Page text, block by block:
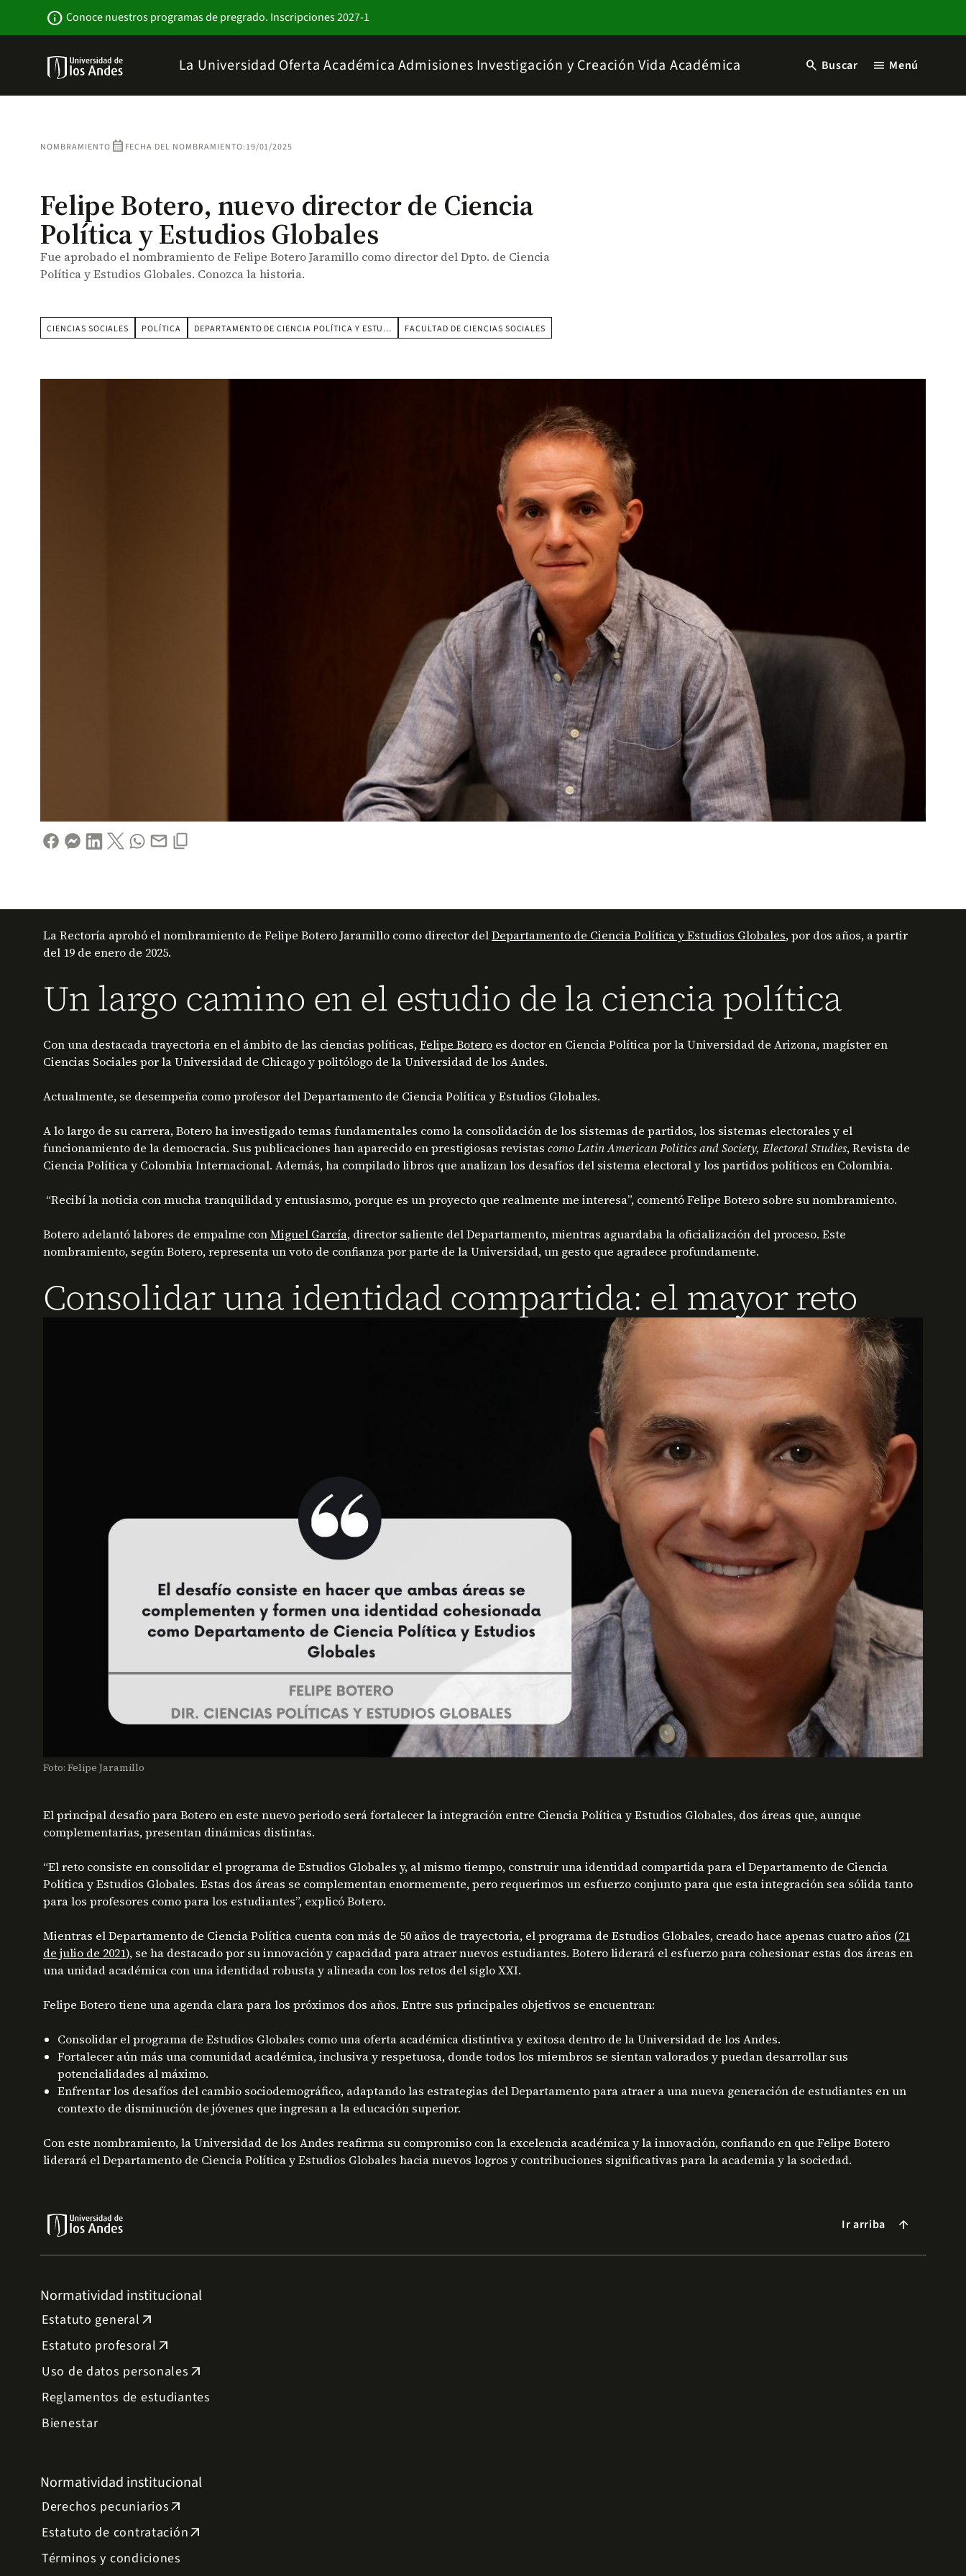
info Conoce nuestros programas de pregrado. Inscripciones 2027-1
La Universidad Oferta Académica Admisiones Investigación y Creación Vida Académica search Buscar menu Menú
NOMBRAMIENTO calendar_month FECHA DEL NOMBRAMIENTO:19/01/2025
Felipe Botero, nuevo director de Ciencia
Política y Estudios Globales
Fue aprobado el nombramiento de Felipe Botero Jaramillo como director del Dpto. de Ciencia
Política y Estudios Globales. Conozca la historia.
CIENCIAS SOCIALES POLÍTICA DEPARTAMENTO DE CIENCIA POLÍTICA Y ESTU… FACULTAD DE CIENCIAS SOCIALES
La Rectoría aprobó el nombramiento de Felipe Botero Jaramillo como director delDepartamento de Ciencia Política y Estudios Globales, por dos años, a partir
del 19 de enero de 2025.
Un largo camino en el estudio de la ciencia política
Con una destacada trayectoria en el ámbito de las ciencias políticas,Felipe Botero es doctor en Ciencia Política por la Universidad de Arizona, magíster en
Ciencias Sociales por la Universidad de Chicago y politólogo de la Universidad de los Andes.
Actualmente, se desempeña como profesor del Departamento de Ciencia Política y Estudios Globales.
A lo largo de su carrera, Botero ha investigado temas fundamentales como la consolidación de los sistemas de partidos, los sistemas electorales y el
funcionamiento de la democracia. Sus publicaciones han aparecido en prestigiosas revistas como Latin American Politics and Society, Electoral Studies, Revista de
Ciencia Política y Colombia Internacional. Además, ha compilado libros que analizan los desafíos del sistema electoral y los partidos políticos en Colombia.
“Recibí la noticia con mucha tranquilidad y entusiasmo, porque es un proyecto que realmente me interesa”, comentó Felipe Botero sobre su nombramiento.
Botero adelantó labores de empalme conMiguel García, director saliente del Departamento, mientras aguardaba la oficialización del proceso. Este
nombramiento, según Botero, representa un voto de confianza por parte de la Universidad, un gesto que agradece profundamente.
Consolidar una identidad compartida: el mayor reto
Foto: Felipe Jaramillo
El principal desafío para Botero en este nuevo periodo será fortalecer la integración entre Ciencia Política y Estudios Globales, dos áreas que, aunque
complementarias, presentan dinámicas distintas.
“El reto consiste en consolidar el programa de Estudios Globales y, al mismo tiempo, construir una identidad compartida para el Departamento de Ciencia
Política y Estudios Globales. Estas dos áreas se complementan enormemente, pero requerimos un esfuerzo conjunto para que esta integración sea sólida tanto
para los profesores como para los estudiantes”, explicó Botero.
Mientras el Departamento de Ciencia Política cuenta con más de 50 años de trayectoria, el programa de Estudios Globales, creado hace apenas cuatro años (21
de julio de 2021), se ha destacado por su innovación y capacidad para atraer nuevos estudiantes. Botero liderará el esfuerzo para cohesionar estas dos áreas en
una unidad académica con una identidad robusta y alineada con los retos del siglo XXI.
Felipe Botero tiene una agenda clara para los próximos dos años. Entre sus principales objetivos se encuentran:
Consolidar el programa de Estudios Globales como una oferta académica distintiva y exitosa dentro de la Universidad de los Andes.
Fortalecer aún más una comunidad académica, inclusiva y respetuosa, donde todos los miembros se sientan valorados y puedan desarrollar sus
potencialidades al máximo.
Enfrentar los desafíos del cambio sociodemográfico, adaptando las estrategias del Departamento para atraer a una nueva generación de estudiantes en un
contexto de disminución de jóvenes que ingresan a la educación superior.
Con este nombramiento, la Universidad de los Andes reafirma su compromiso con la excelencia académica y la innovación, confiando en que Felipe Botero
liderará el Departamento de Ciencia Política y Estudios Globales hacia nuevos logros y contribuciones significativas para la academia y la sociedad.
Ir arriba arrow_forward
Normatividad institucional
Estatuto general arrow_outward
Estatuto profesoral arrow_outward
Uso de datos personales arrow_outward
Reglamentos de estudiantes
Bienestar
Normatividad institucional
Derechos pecuniariosarrow_outward
Estatuto de contrataciónarrow_outward
Términos y condiciones